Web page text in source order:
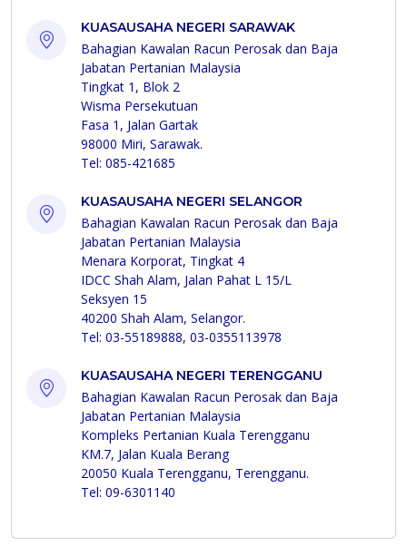
KUASAUSAHA NEGERI SARAWAK
Bahagian Kawalan Racun Perosak dan Baja
Jabatan Pertanian Malaysia
Tingkat 1, Blok 2
Wisma Persekutuan
Fasa 1, Jalan Gartak
98000 Miri, Sarawak.
Tel: 085-421685
KUASAUSAHA NEGERI SELANGOR
Bahagian Kawalan Racun Perosak dan Baja
Jabatan Pertanian Malaysia
Menara Korporat, Tingkat 4
IDCC Shah Alam, Jalan Pahat L 15/L
Seksyen 15
40200 Shah Alam, Selangor.
Tel: 03-55189888, 03-0355113978
KUASAUSAHA NEGERI TERENGGANU
Bahagian Kawalan Racun Perosak dan Baja
Jabatan Pertanian Malaysia
Kompleks Pertanian Kuala Terengganu
KM.7, Jalan Kuala Berang
20050 Kuala Terengganu, Terengganu.
Tel: 09-6301140